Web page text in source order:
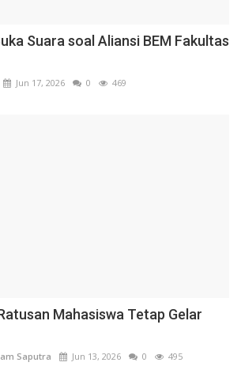
Suara soal Aliansi BEM Fakultas
Jun 17, 2026 0 469
Mahasiswa Tetap Gelar
Saputra Jun 13, 2026 0 495